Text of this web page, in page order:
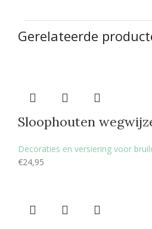
Gerelateerde
Sloophouten
Decoraties en versiering voor
€24,95